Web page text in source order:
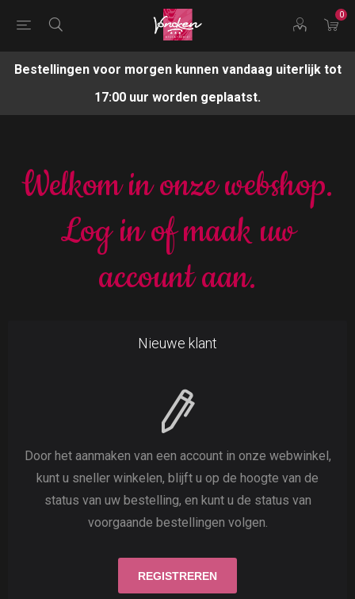
0
Bestellingen voor morgen kunnen vandaag uiterlijk tot
17:00 uur worden geplaatst.
Welkom in onze webshop.
Log in of maak uw
account aan.
Nieuwe klant
Door het aanmaken van een account in onze webwinkel,
kunt u sneller winkelen, blijft u op de hoogte van de
status van uw bestelling, en kunt u de status van
voorgaande bestellingen volgen.